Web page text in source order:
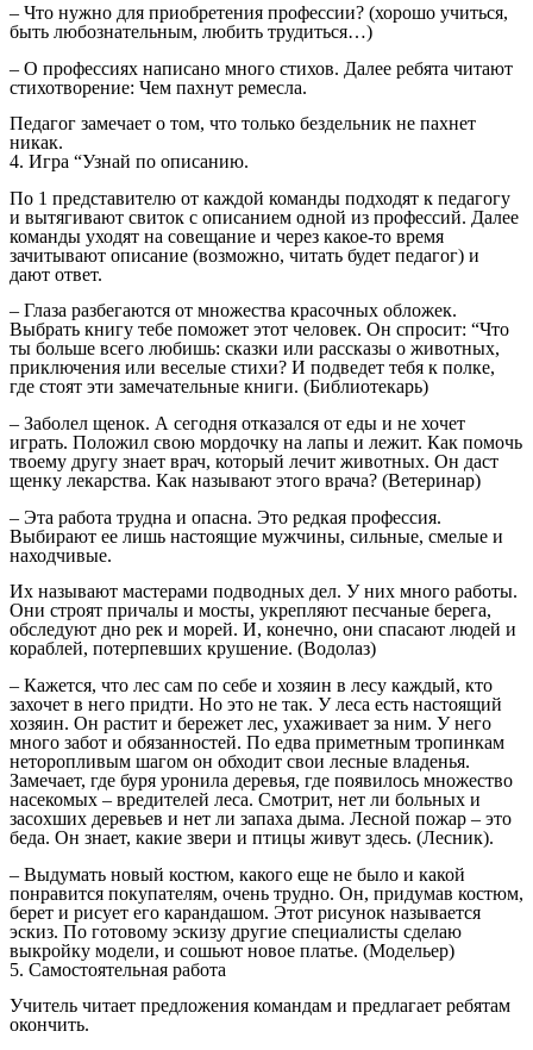
– Что нужно для приобретения профессии? (хорошо учиться,
быть любознательным, любить трудиться…)
– О профессиях написано много стихов. Далее ребята читают
стихотворение: Чем пахнут ремесла.
Педагог замечает о том, что только бездельник не пахнет
никак.
4. Игра “Узнай по описанию.
По 1 представителю от каждой команды подходят к педагогу
и вытягивают свиток с описанием одной из профессий. Далее
команды уходят на совещание и через какое-то время
зачитывают описание (возможно, читать будет педагог) и
дают ответ.
– Глаза разбегаются от множества красочных обложек.
Выбрать книгу тебе поможет этот человек. Он спросит: “Что
ты больше всего любишь: сказки или рассказы о животных,
приключения или веселые стихи? И подведет тебя к полке,
где стоят эти замечательные книги. (Библиотекарь)
– Заболел щенок. А сегодня отказался от еды и не хочет
играть. Положил свою мордочку на лапы и лежит. Как помочь
твоему другу знает врач, который лечит животных. Он даст
щенку лекарства. Как называют этого врача? (Ветеринар)
– Эта работа трудна и опасна. Это редкая профессия.
Выбирают ее лишь настоящие мужчины, сильные, смелые и
находчивые.
Их называют мастерами подводных дел. У них много работы.
Они строят причалы и мосты, укрепляют песчаные берега,
обследуют дно рек и морей. И, конечно, они спасают людей и
кораблей, потерпевших крушение. (Водолаз)
– Кажется, что лес сам по себе и хозяин в лесу каждый, кто
захочет в него придти. Но это не так. У леса есть настоящий
хозяин. Он растит и бережет лес, ухаживает за ним. У него
много забот и обязанностей. По едва приметным тропинкам
неторопливым шагом он обходит свои лесные владенья.
Замечает, где буря уронила деревья, где появилось множество
насекомых – вредителей леса. Смотрит, нет ли больных и
засохших деревьев и нет ли запаха дыма. Лесной пожар – это
беда. Он знает, какие звери и птицы живут здесь. (Лесник).
– Выдумать новый костюм, какого еще не было и какой
понравится покупателям, очень трудно. Он, придумав костюм,
берет и рисует его карандашом. Этот рисунок называется
эскиз. По готовому эскизу другие специалисты сделаю
выкройку модели, и сошьют новое платье. (Модельер)
5. Самостоятельная работа
Учитель читает предложения командам и предлагает ребятам
окончить.